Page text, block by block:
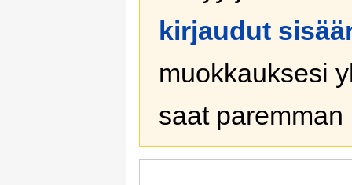
kirjaudut
muokkauksesi
saat